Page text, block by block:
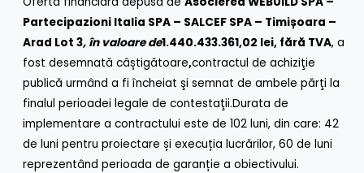
Partecipazioni Italia SPA – SALCEF SPA – Timișoara –
Arad Lot 3, în valoare de1.440.433.361,02 lei, fără TVA, a
fost desemnată câștigătoare,contractul de achiziţie
publică urmând a fi încheiat şi semnat de ambele părţi la
finalul perioadei legale de contestaţii.Durata de
implementare a contractului este de 102 luni, din care: 42
de luni pentru proiectare și execuția lucrărilor, 60 de luni
reprezentând perioada de garanție a obiectivului.